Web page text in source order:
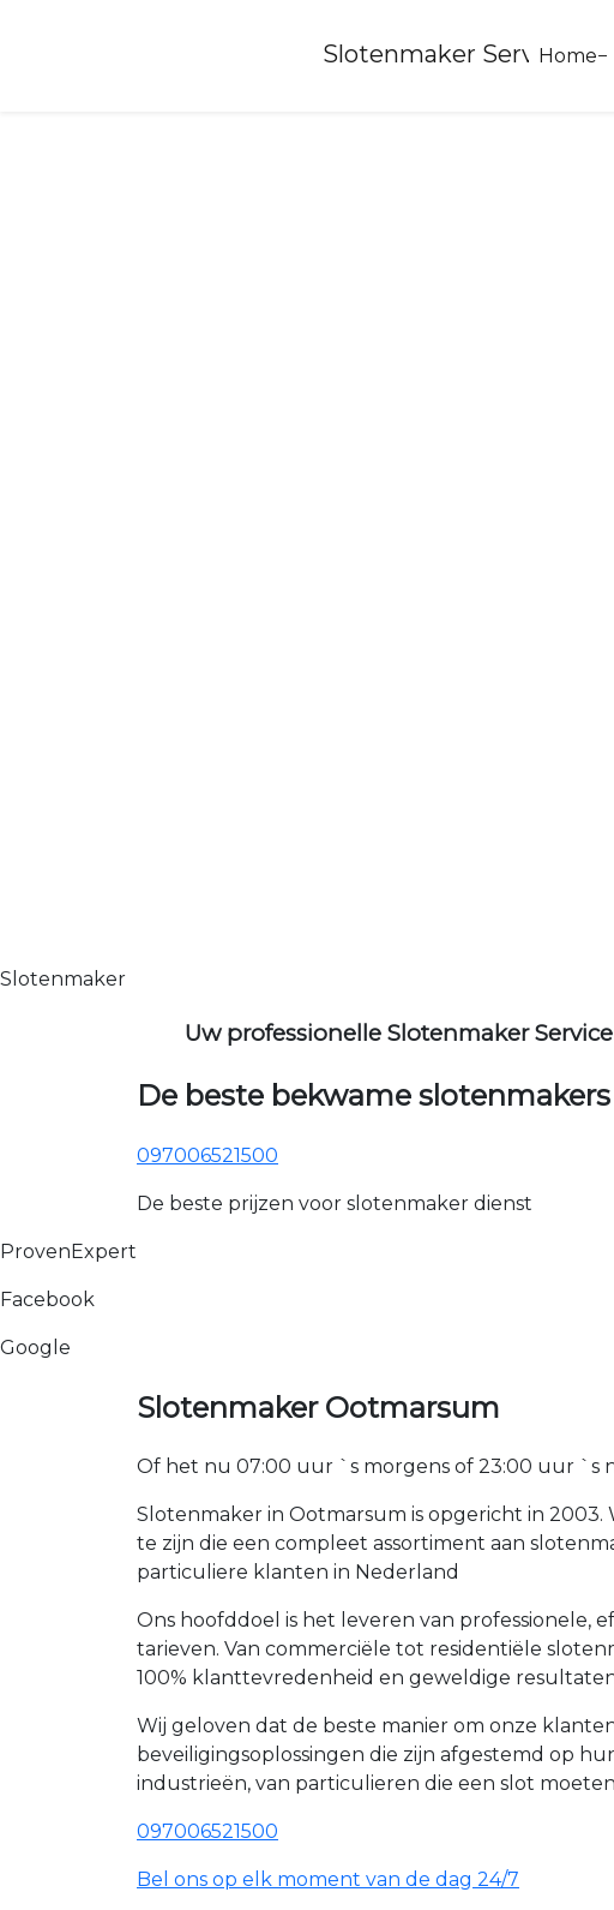
Slotenmaker Service 24
Home
Slotenmaker
Uw professionelle Slotenmaker
De beste bekwame
097006521500
De beste prijzen voor slotenmaker dienst
ProvenExpert
Facebook
Google
Slotenmaker Ootmarsum
Of het nu 07:00 uur `s morgens of 23:00 uur `s
Slotenmaker in Ootmarsum is opgericht in
te zijn die een compleet assortiment aan
particuliere klanten in Nederland
Ons hoofddoel is het leveren van
tarieven. Van commerciële tot residentiële
100% klanttevredenheid en geweldige
Wij geloven dat de beste manier om onze
beveiligingsoplossingen die zijn afgestemd op
industrieën, van particulieren die een slot
097006521500
Bel ons op elk moment van de dag 24/7